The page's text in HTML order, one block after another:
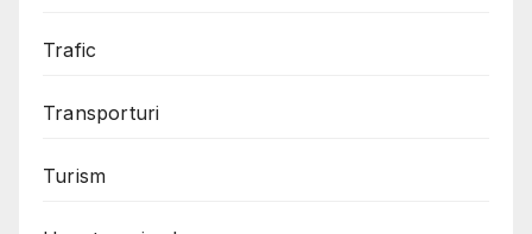
Trafic
Transporturi
Turism